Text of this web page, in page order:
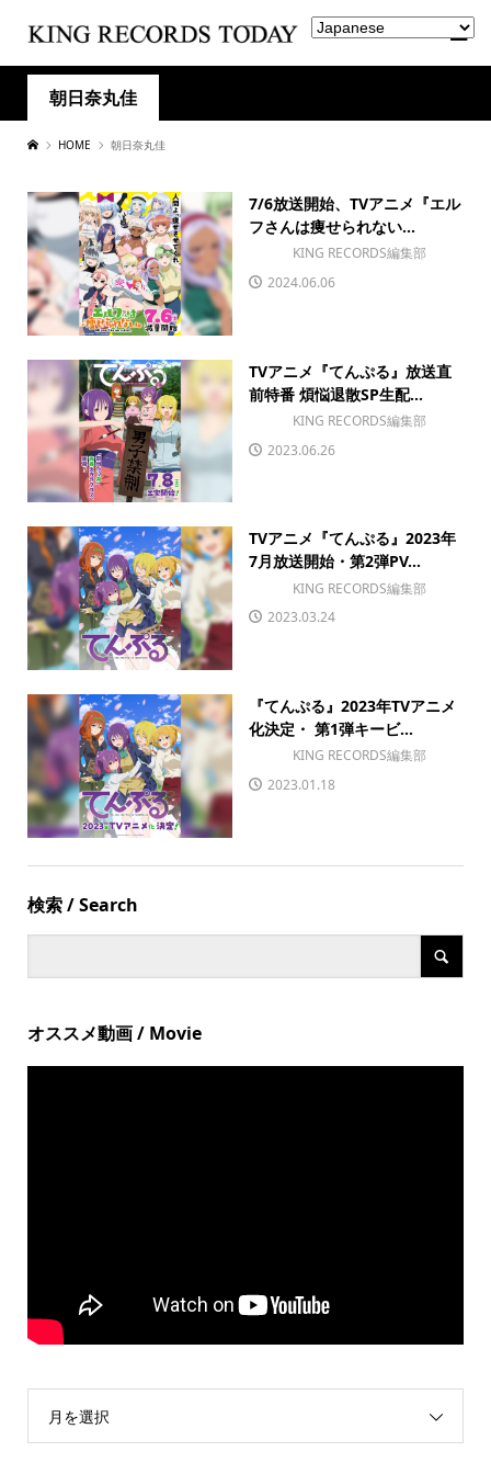
朝日奈丸佳
HOME 朝日奈丸佳
7/6放送開始、TVアニメ『エル
フさんは痩せられない...
KING RECORDS編集部
2024.06.06
TVアニメ『てんぷる』放送直
前特番 煩悩退散SP生配...
KING RECORDS編集部
2023.06.26
TVアニメ『てんぷる』2023年
7月放送開始・第2弾PV...
KING RECORDS編集部
2023.03.24
『てんぷる』2023年TVアニメ
化決定・ 第1弾キービ...
KING RECORDS編集部
2023.01.18
検索 / Search
オススメ動画 / Movie
月を選択